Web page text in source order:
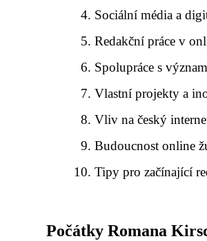
Sociální média a
Redakční práce v
Spolupráce s
Vlastní projekty a
Vliv na český
Budoucnost online
Tipy pro začínající
Počátky Romana